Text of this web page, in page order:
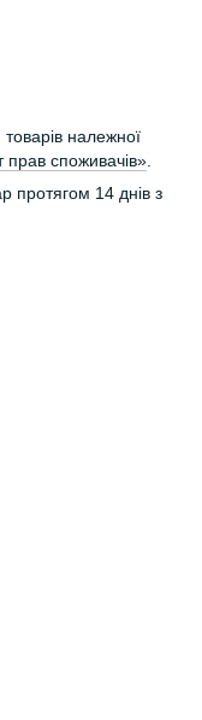
належної
прав споживачів».
протягом 14 днів з